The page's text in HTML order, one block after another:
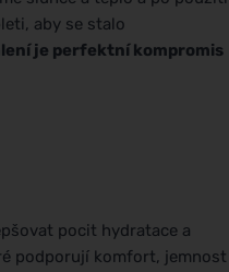
aby se stalo
je perfektní kompromis
pocit hydratace a
podporují komfort, jemnost